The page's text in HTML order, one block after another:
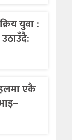
युवा :
एकै